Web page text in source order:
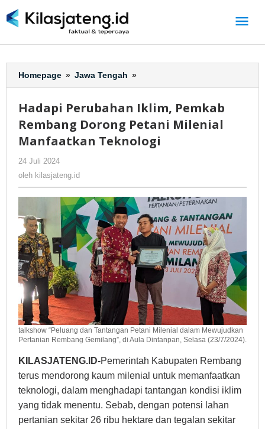
ke
Homepage » Jawa Tengah »
Perubahan
Pemkab
Rembang
Dorong
Petani
Teknologi
Hadapi Perubahan Iklim, Pemkab
Rembang Dorong Petani Milenial
Manfaatkan Teknologi
24 Juli 2024
kilasjateng.id
oleh kilasjateng.id
talkshow “Peluang dan Tantangan Petani Milenial dalam Mewujudkan
Pertanian Rembang Gemilang”, di Aula Dintanpan, Selasa (23/7/2024).
KILASJATENG.ID-Pemerintah Kabupaten Rembang
terus mendorong kaum milenial untuk memanfaatkan
teknologi, dalam menghadapi tantangan kondisi iklim
yang tidak menentu. Sebab, dengan potensi lahan
pertanian sekitar 26 ribu hektare dan tegalan sekitar